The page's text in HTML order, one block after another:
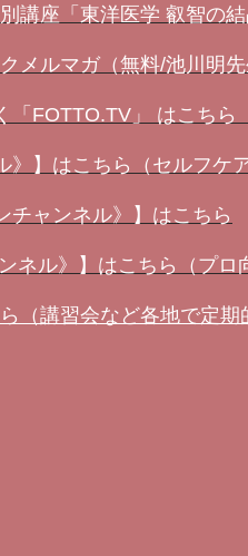
講座「東洋医学 叡智の
メルマガ（無料/池川明
FOTTO.TV」 はこちら
】はこちら（セルフケア
ャンネル》】はこちら
ル》】はこちら（プロ
（講習会など各地で定期